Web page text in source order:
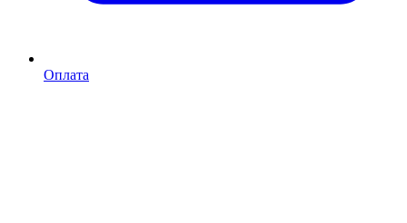
Оплата